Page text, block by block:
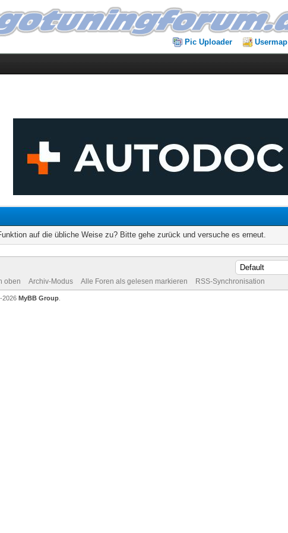
Pic Uploader Usermap
auf die übliche Weise zu? Bitte gehe zurück und versuche es erneut.
oben Archiv-Modus Alle Foren als gelesen markieren RSS-Synchronisation
2026 MyBB Group.